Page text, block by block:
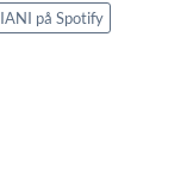
på Spotify